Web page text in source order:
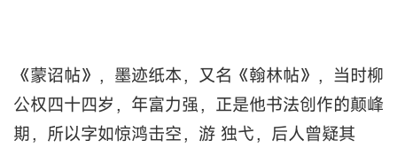
《蒙诏帖》，墨迹纸本，又名《翰林帖》，当时柳
公权四十四岁，年富力强，正是他书法创作的颠峰
期，所以字如惊鸿击空，游 独弋，后人曾疑其